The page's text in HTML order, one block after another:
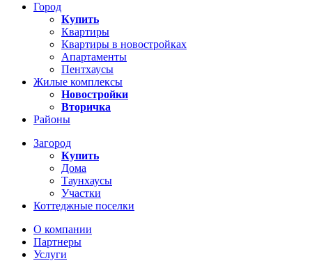
Город
Купить
Квартиры
Квартиры в новостройках
Апартаменты
Пентхаусы
Жилые комплексы
Новостройки
Вторичка
Районы
Загород
Купить
Дома
Таунхаусы
Участки
Коттеджные поселки
О компании
Партнеры
Услуги